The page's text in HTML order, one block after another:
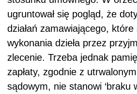
ugruntował się pogląd, że
działań zamawiającego,
wykonania dzieła przez
zlecenie. Trzeba jednak
zapłaty, zgodnie z
sądowym, nie stanowi ‘braku